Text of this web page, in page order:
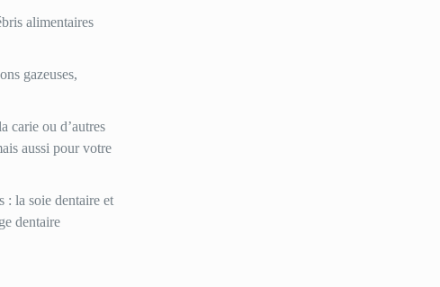
alimentaires
gazeuses,
carie ou d’autres
aussi pour votre
: la soie dentaire et
dentaire